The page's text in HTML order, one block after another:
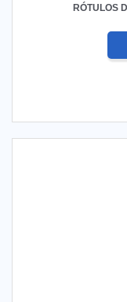
RÓTULOS